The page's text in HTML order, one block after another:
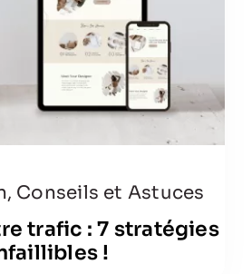
, Conseils et Astuces
trafic : 7 stratégies
!